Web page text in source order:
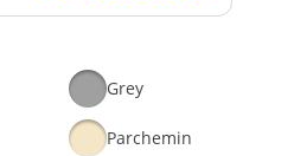
Grey
Parchemin